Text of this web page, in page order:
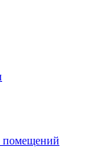
помещений